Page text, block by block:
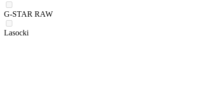
G-STAR RAW
Lasocki